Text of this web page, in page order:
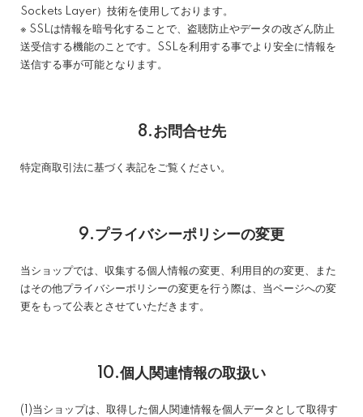
Sockets Layer）技術を使用しております。
※ SSLは情報を暗号化することで、盗聴防止やデータの改ざん防止
送受信する機能のことです。SSLを利用する事でより安全に情報を
送信する事が可能となります。
8.お問合せ先
特定商取引法に基づく表記をご覧ください。
9.プライバシーポリシーの変更
当ショップでは、収集する個人情報の変更、利用目的の変更、また
はその他プライバシーポリシーの変更を行う際は、当ページへの変
更をもって公表とさせていただきます。
10.個人関連情報の取扱い
(1)当ショップは、取得した個人関連情報を個人データとして取得す